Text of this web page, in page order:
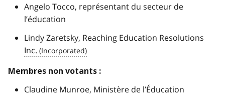
Angelo Tocco, représentant du secteur de
l’éducation
Lindy Zaretsky, Reaching Education Resolutions
Inc.
Membres non votants :
Claudine Munroe, Ministère de l’Éducation